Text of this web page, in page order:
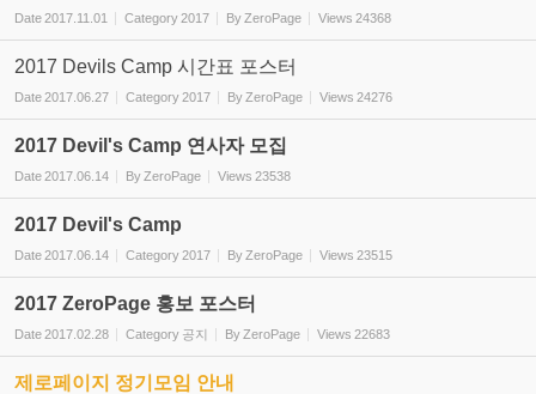
Date2017.11.01 Category2017 By ZeroPage Views 24368
2017 Devils Camp 시간표 포스터
Date2017.06.27 Category2017 By ZeroPage Views 24276
2017 Devil's Camp 연사자 모집
Date2017.06.14 By ZeroPage Views 23538
2017 Devil's Camp
Date2017.06.14 Category2017 By ZeroPage Views 23515
2017 ZeroPage 홍보 포스터
Date2017.02.28 Category 공지 By ZeroPage Views 22683
제로페이지 정기모임 안내